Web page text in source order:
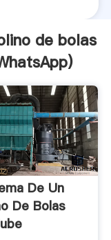
de bolas
)
De Un
De Bolas